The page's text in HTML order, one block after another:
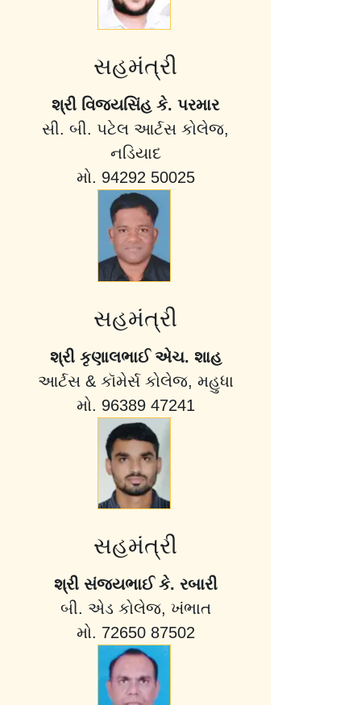
સહમંત્રી
શ્રી વિજયસિંહ કે. પરમાર
સી. બી. પટેલ આર્ટસ કોલેજ,
નડિયાદ
મો. 94292 50025
સહમંત્રી
શ્રી કૃણાલભાઈ એચ. શાહ
આર્ટસ & કૉમેર્સ કોલેજ, મહુધા
મો. 96389 47241
સહમંત્રી
શ્રી સંજયભાઈ કે. રબારી
બી. એડ કોલેજ, ખંભાત
મો. 72650 87502